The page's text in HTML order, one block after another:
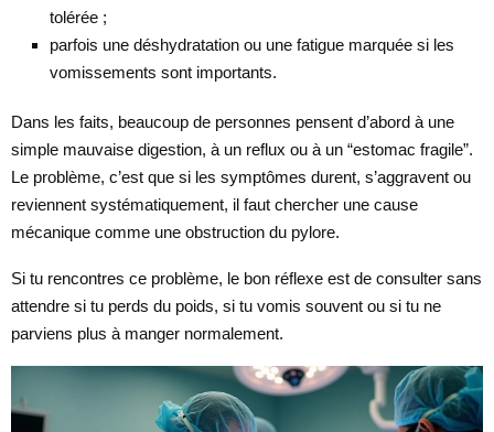
tolérée ;
parfois une déshydratation ou une fatigue marquée si les
vomissements sont importants.
Dans les faits, beaucoup de personnes pensent d’abord à une
simple mauvaise digestion, à un reflux ou à un “estomac fragile”.
Le problème, c’est que si les symptômes durent, s’aggravent ou
reviennent systématiquement, il faut chercher une cause
mécanique comme une obstruction du pylore.
Si tu rencontres ce problème, le bon réflexe est de consulter sans
attendre si tu perds du poids, si tu vomis souvent ou si tu ne
parviens plus à manger normalement.